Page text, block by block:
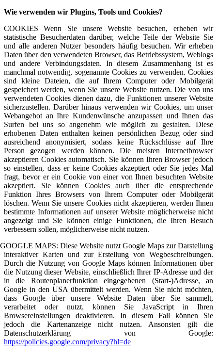
Wie verwenden wir Plugins, Tools und Cookies?
COOKIES Wenn Sie unsere Website besuchen, erheben wir
statistische Besucherdaten darüber, welche Teile der Website Sie
und alle anderen Nutzer besonders häufig besuchen. Wir erheben
Daten über den verwendeten Browser, das Betriebssystem, Weblogs
und andere Verbindungsdaten. In diesem Zusammenhang ist es
manchmal notwendig, sogenannte Cookies zu verwenden. Cookies
sind kleine Dateien, die auf Ihrem Computer oder Mobilgerät
gespeichert werden, wenn Sie unsere Website nutzen. Die von uns
verwendeten Cookies dienen dazu, die Funktionen unserer Website
sicherzustellen. Darüber hinaus verwenden wir Cookies, um unser
Webangebot an Ihre Kundenwünsche anzupassen und Ihnen das
Surfen bei uns so angenehm wie möglich zu gestalten. Diese
erhobenen Daten enthalten keinen persönlichen Bezug oder sind
ausreichend anonymisiert, sodass keine Rückschlüsse auf Ihre
Person gezogen werden können. Die meisten Internetbrowser
akzeptieren Cookies automatisch. Sie können Ihren Browser jedoch
so einstellen, dass er keine Cookies akzeptiert oder Sie jedes Mal
fragt, bevor er ein Cookie von einer von Ihnen besuchten Website
akzeptiert. Sie können Cookies auch über die entsprechende
Funktion Ihres Browsers von Ihrem Computer oder Mobilgerät
löschen. Wenn Sie unsere Cookies nicht akzeptieren, werden Ihnen
bestimmte Informationen auf unserer Website möglicherweise nicht
angezeigt und Sie können einige Funktionen, die Ihren Besuch
verbessern sollen, möglicherweise nicht nutzen.
GOOGLE MAPS: Diese Website nutzt Google Maps zur Darstellung
interaktiver Karten und zur Erstellung von Wegbeschreibungen.
Durch die Nutzung von Google Maps können Informationen über
die Nutzung dieser Website, einschließlich Ihrer IP-Adresse und der
in die Routenplanerfunktion eingegebenen (Start-)Adresse, an
Google in den USA übermittelt werden. Wenn Sie nicht möchten,
dass Google über unsere Website Daten über Sie sammelt,
verarbeitet oder nutzt, können Sie JavaScript in Ihren
Browsereinstellungen deaktivieren. In diesem Fall können Sie
jedoch die Kartenanzeige nicht nutzen. Ansonsten gilt die
Datenschutzerklärung von Google:
https://policies.google.com/privacy?hl=de